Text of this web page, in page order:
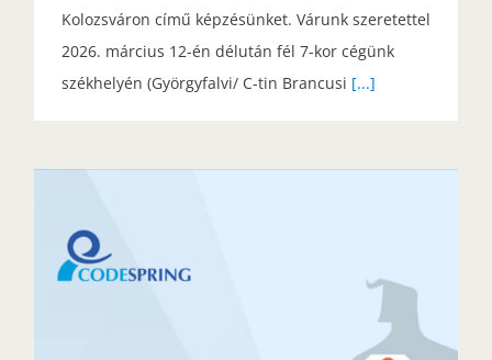
Kolozsváron című képzésünket. Várunk szeretettel
2026. március 12-én délután fél 7-kor cégünk
székhelyén (Györgyfalvi/ C-tin Brancusi [...]